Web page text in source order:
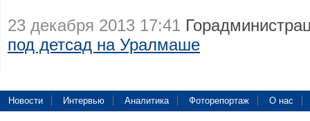
23 декабря 2013 17:41
под детсад на Уралмаше
Новости Интервью Аналитика Фоторепортаж О нас